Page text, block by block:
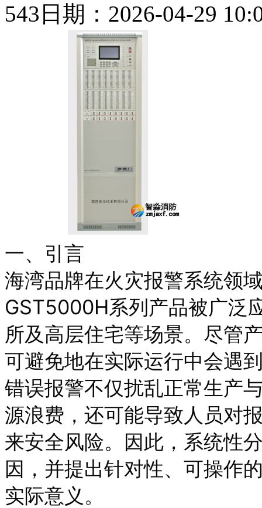
543 日期：2026-04-29
一、引言
海湾品牌在火灾报警系统领
GST5000H系列产品被广泛
所及高层住宅等场景。尽管
可避免地在实际运行中会遇
错误报警不仅扰乱正常生产
源浪费，还可能导致人员对
来安全风险。因此，系统性
因，并提出针对性、可操作
实际意义。